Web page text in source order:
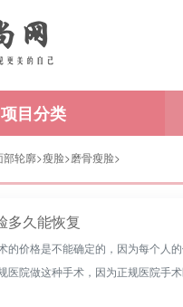
项目分类
部轮廓>瘦脸>磨骨瘦脸>
多久能恢复
的价格是不能确定的，因为每个人
医院做这种手术，因为正规医院手